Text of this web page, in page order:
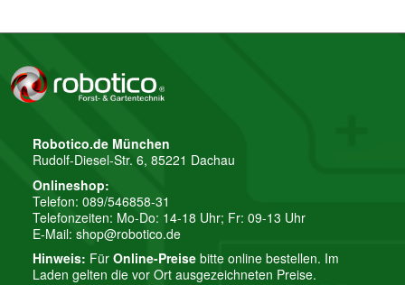
Robotico.de München
Rudolf-Diesel-Str. 6, 85221 Dachau
Onlineshop:
Telefon: 089/546858-31
Telefonzeiten: Mo-Do: 14-18 Uhr; Fr: 09-13 Uhr
E-Mail: shop@robotico.de
Hinweis: Für Online-Preise bitte online bestellen. Im
Laden gelten die vor Ort ausgezeichneten Preise.